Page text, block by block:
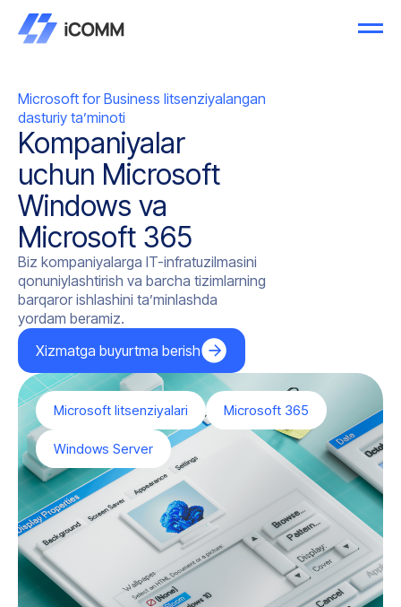
Microsoft for Business litsenziyalangan
dasturiy ta’minoti
Kompaniyalar
uchun Microsoft
Windows va
Microsoft 365
Biz kompaniyalarga IT-infratuzilmasini
qonuniylashtirish va barcha tizimlarning
barqaror ishlashini ta’minlashda
yordam beramiz.
Xizmatga buyurtma berish
Microsoft litsenziyalari Microsoft 365
Windows Server